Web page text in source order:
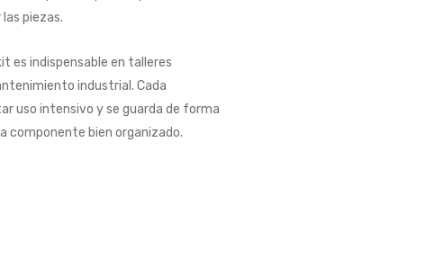
piezas.
es indispensable en talleres
industrial. Cada
uso intensivo y se guarda de forma
componente bien organizado.